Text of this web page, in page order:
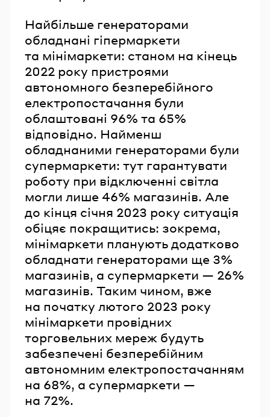
Найбільше генераторами
обладнані гіпермаркети
та мінімаркети: станом на кінець
2022 року пристроями
автономного безперебійного
електропостачання були
облаштовані 96% та 65%
відповідно. Найменш
обладнаними генераторами були
супермаркети: тут гарантувати
роботу при відключенні світла
могли лише 46% магазинів. Але
до кінця січня 2023 року ситуація
обіцяє покращитись: зокрема,
мінімаркети планують додатково
обладнати генераторами ще 3%
магазинів, а супермаркети — 26%
магазинів. Таким чином, вже
на початку лютого 2023 року
мінімаркети провідних
торговельних мереж будуть
забезпечені безперебійним
автономним електропостачанням
на 68%, а супермаркети —
на 72%.